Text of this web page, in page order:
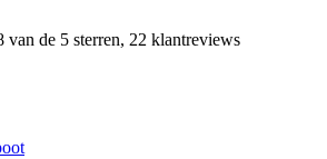
van de 5 sterren, 22 klantreviews